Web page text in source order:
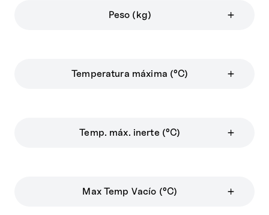
Peso (kg)
Temperatura máxima (°C)
Temp. máx. inerte (°C)
Max Temp Vacío (°C)